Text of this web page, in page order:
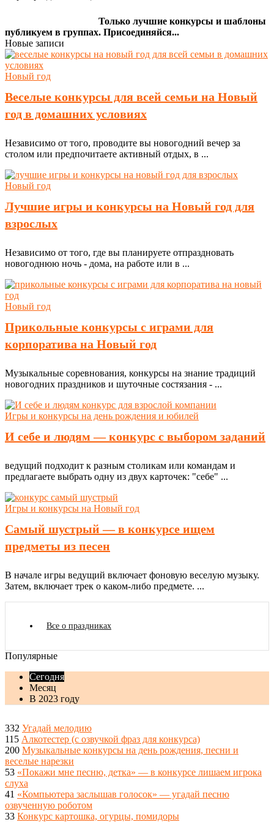
Только лучшие конкурсы и шаблоны
публикуем в группах. Присоединяйся...
Новые записи
Новый год
Веселые конкурсы для всей семьи на Новый
год в домашних условиях
Независимо от того, проводите вы новогодний вечер за
столом или предпочитаете активный отдых, в ...
Новый год
Лучшие игры и конкурсы на Новый год для
взрослых
Независимо от того, где вы планируете отпраздновать
новогоднюю ночь - дома, на работе или в ...
Новый год
Прикольные конкурсы с играми для
корпоратива на Новый год
Музыкальные соревнования, конкурсы на знание традиций
новогодних праздников и шуточные состязания - ...
Игры и конкурсы на день рождения и юбилей
И себе и людям — конкурс с выбором заданий
ведущий подходит к разным столикам или командам и
предлагаете выбрать одну из двух карточек: "себе" ...
Игры и конкурсы на Новый год
Самый шустрый — в конкурсе ищем
предметы из песен
В начале игры ведущий включает фоновую веселую музыку.
Затем, включает трек о каком-либо предмете. ...
Все о праздниках
Популярные
Сегодня
Месяц
В 2023 году
332 Угадай мелодию
115 Алкотестер (с озвучкой фраз для конкурса)
200 Музыкальные конкурсы на день рождения, песни и
веселые нарезки
53 «Покажи мне песню, детка» — в конкурсе лишаем игрока
слуха
41 «Компьютера заслышав голосок» — угадай песню
озвученную роботом
33 Конкурс картошка, огурцы, помидоры